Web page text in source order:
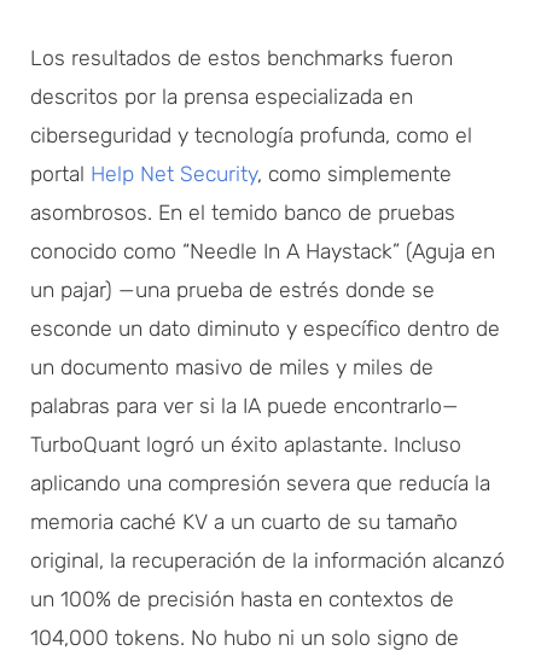
Los resultados de estos benchmarks fueron
descritos por la prensa especializada en
ciberseguridad y tecnología profunda, como el
portal Help Net Security, como simplemente
asombrosos. En el temido banco de pruebas
conocido como “Needle In A Haystack” (Aguja en
un pajar) —una prueba de estrés donde se
esconde un dato diminuto y específico dentro de
un documento masivo de miles y miles de
palabras para ver si la IA puede encontrarlo—
TurboQuant logró un éxito aplastante. Incluso
aplicando una compresión severa que reducía la
memoria caché KV a un cuarto de su tamaño
original, la recuperación de la información alcanzó
un 100% de precisión hasta en contextos de
104,000 tokens. No hubo ni un solo signo de